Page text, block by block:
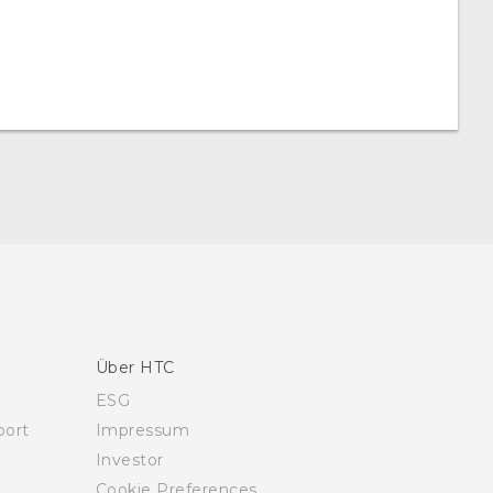
Über HTC
ESG
Impressum
Investor